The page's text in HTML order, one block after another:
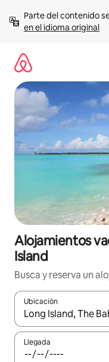
contenido
Parte del contenido
en el idioma original
Alojamientos
Island
Busca y reserva un
Ubicación
Cuando los
Llegada